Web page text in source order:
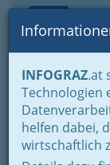
INFOGRAZ.at
Technologien
helfen dabei,
wirtschaftlich
Home Lifestyle
Freizeit in der